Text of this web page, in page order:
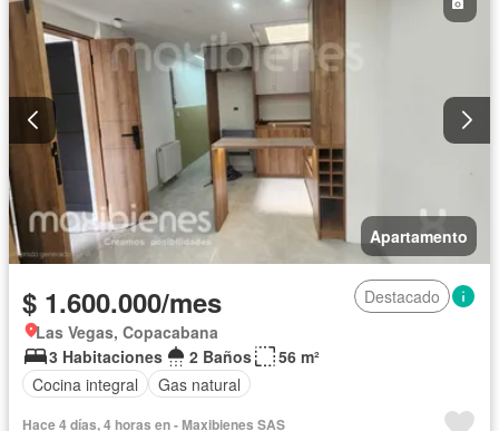
Apartamento
$ 1.600.000/mes
Destacado
Las Vegas, Copacabana
3 Habitaciones
2 Baños
56 m²
Cocina integral
Gas natural
Hace 4 días, 4 horas en - Maxibienes SAS